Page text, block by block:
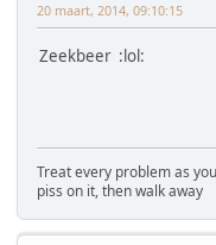
20 maart, 2014, 09:10:15
Zeekbeer :lol:
Treat every problem as
piss on it, then walk away